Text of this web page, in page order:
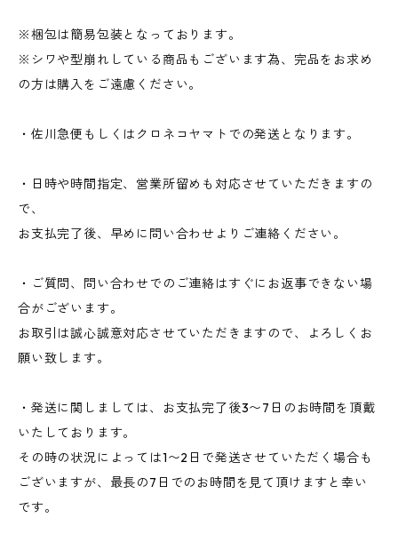
※梱包は簡易包装となっております。
※シワや型崩れしている商品もございます為、完品をお求め
の方は購入をご遠慮ください。
・佐川急便もしくはクロネコヤマトでの発送となります。
・日時や時間指定、営業所留めも対応させていただきますの
で、
お支払完了後、早めに問い合わせよりご連絡ください。
・ご質問、問い合わせでのご連絡はすぐにお返事できない場
合がございます。
お取引は誠心誠意対応させていただきますので、よろしくお
願い致します。
・発送に関しましては、お支払完了後3〜7日のお時間を頂戴
いたしております。
その時の状況によっては1〜2日で発送させていただく場合も
ございますが、最長の7日でのお時間を見て頂けますと幸い
です。